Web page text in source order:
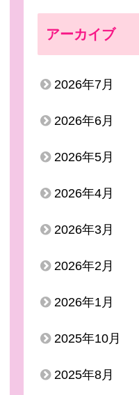
アーカイブ
2026年7月
2026年6月
2026年5月
2026年4月
2026年3月
2026年2月
2026年1月
2025年10月
2025年8月